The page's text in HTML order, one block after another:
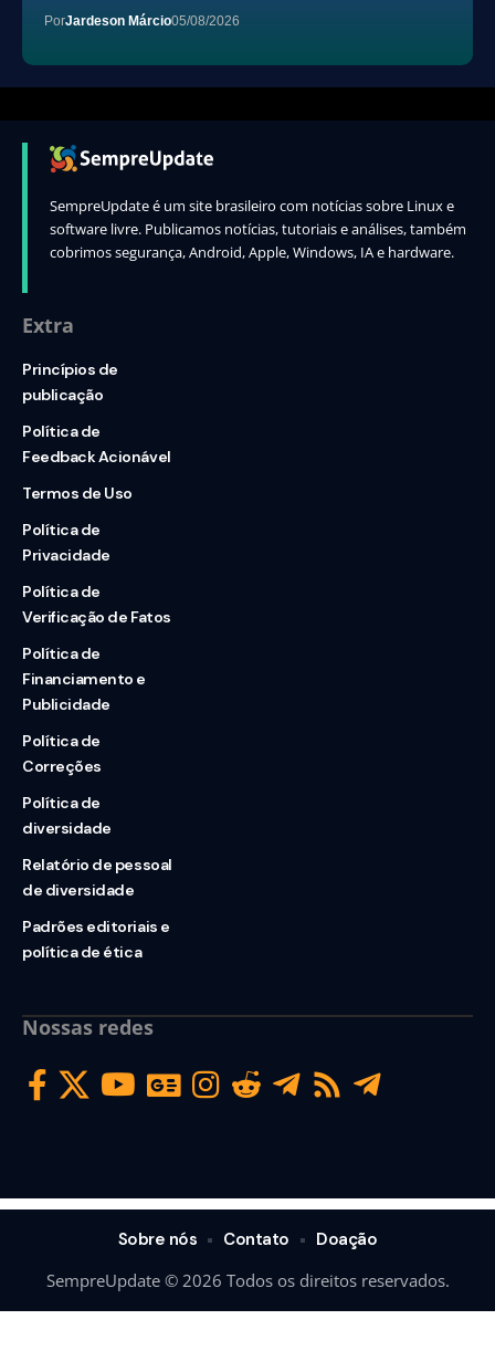
PorJardeson Márcio05/08/2026
SempreUpdate é um site brasileiro com notícias sobre Linux e
software livre. Publicamos notícias, tutoriais e análises, também
cobrimos segurança, Android, Apple, Windows, IA e hardware.
Extra
Princípios de
publicação
Política de
Feedback Acionável
Termos de Uso
Política de
Privacidade
Política de
Verificação de Fatos
Política de
Financiamento e
Publicidade
Política de
Correções
Política de
diversidade
Relatório de pessoal
de diversidade
Padrões editoriais e
política de ética
Nossas redes
SempreUpdate © 2026 Todos os direitos reservados.
Sobre nós Contato Doação